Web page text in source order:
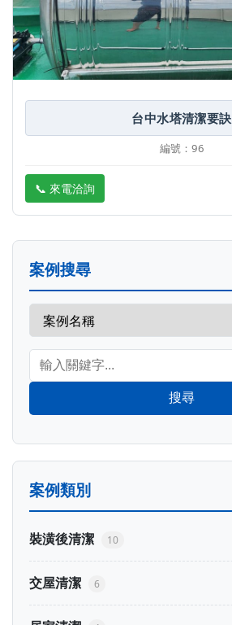
案例搜尋
搜尋
案例類別
裝潢後清潔 10
交屋清潔 6
台中水塔清潔要訣
編號：96
📞 來電洽詢